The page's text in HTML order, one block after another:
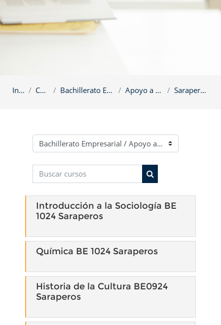
Inicio Cursos Bachillerato Empresarial Apoyo a Escuelas Saraperos 0424
Categorías
Buscar cursos
Buscar cursos
Introducción a la Sociología BE
1024 Saraperos
Química BE 1024 Saraperos
Historia de la Cultura BE0924
Saraperos